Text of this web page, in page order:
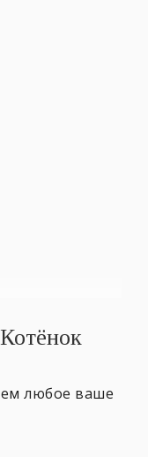
любое ваше